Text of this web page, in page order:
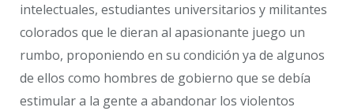
intelectuales, estudiantes universitarios y militantes
colorados que le dieran al apasionante juego un
rumbo, proponiendo en su condición ya de algunos
de ellos como hombres de gobierno que se debía
estimular a la gente a abandonar los violentos